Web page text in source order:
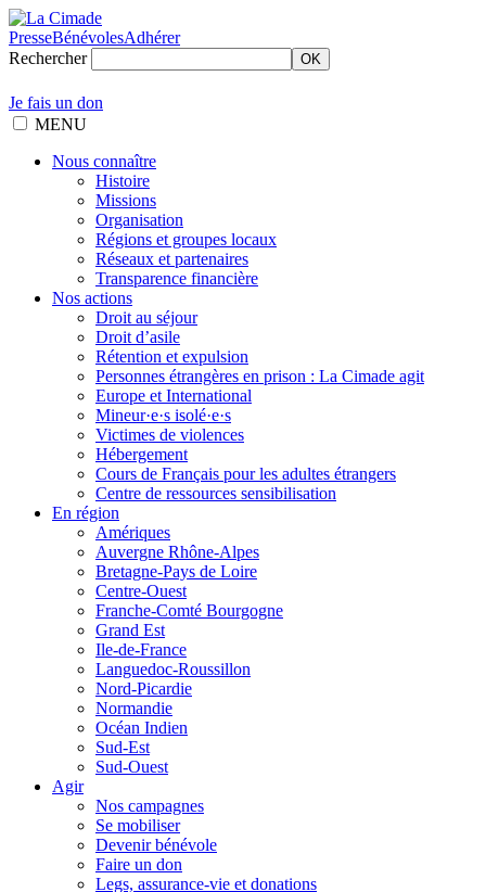
PresseBénévolesAdhérer
Rechercher
OK
Je fais un don
MENU
Nous connaître
Histoire
Missions
Organisation
Régions et groupes locaux
Réseaux et partenaires
Transparence financière
Nos actions
Droit au séjour
Droit d’asile
Rétention et expulsion
Personnes étrangères en prison : La Cimade agit
Europe et International
Mineur·e·s isolé·e·s
Victimes de violences
Hébergement
Cours de Français pour les adultes étrangers
Centre de ressources sensibilisation
En région
Amériques
Auvergne Rhône-Alpes
Bretagne-Pays de Loire
Centre-Ouest
Franche-Comté Bourgogne
Grand Est
Ile-de-France
Languedoc-Roussillon
Nord-Picardie
Normandie
Océan Indien
Sud-Est
Sud-Ouest
Agir
Nos campagnes
Se mobiliser
Devenir bénévole
Faire un don
Legs, assurance-vie et donations